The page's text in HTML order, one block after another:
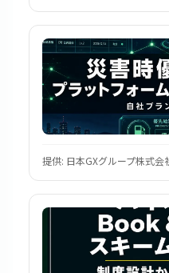
提供: 日本GXグループ株式会